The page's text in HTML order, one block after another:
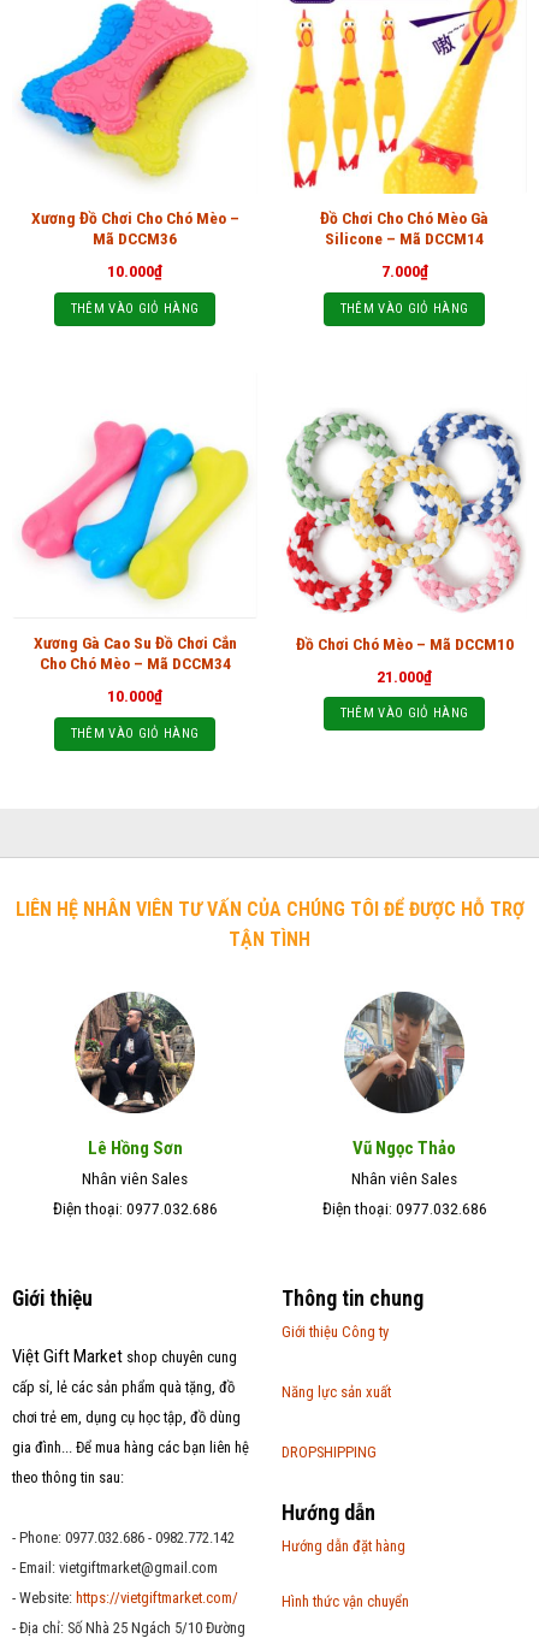
Xương Đồ Chơi Cho Chó Mèo –
Mã DCCM36
10.000₫
THÊM VÀO GIỎ HÀNG
Đồ Chơi Cho Chó Mèo Gà
Silicone – Mã DCCM14
7.000₫
THÊM VÀO GIỎ HÀNG
Xương Gà Cao Su Đồ Chơi Cắn
Cho Chó Mèo – Mã DCCM34
10.000₫
THÊM VÀO GIỎ HÀNG
Đồ Chơi Chó Mèo – Mã DCCM10
21.000₫
THÊM VÀO GIỎ HÀNG
LIÊN HỆ NHÂN VIÊN TƯ VẤN CỦA CHÚNG TÔI ĐỂ ĐƯỢC HỖ TRỢ
TẬN TÌNH
Lê Hồng Sơn
Nhân viên Sales
Điện thoại: 0977.032.686
Vũ Ngọc Thảo
Nhân viên Sales
Điện thoại: 0977.032.686
Giới thiệu
Việt Gift Marketshop chuyên cung
cấp sỉ, lẻ các sản phẩm quà tặng, đồ
chơi trẻ em, dụng cụ học tập, đồ dùng
gia đình... Để mua hàng các bạn liên hệ
theo thông tin sau:
- Phone: 0977.032.686 - 0982.772.142
- Email: vietgiftmarket@gmail.com
- Website: https://vietgiftmarket.com/
- Địa chỉ: Số Nhà 25 Ngách 5/10 Đường
Thông tin chung
Giới thiệu Công ty
Năng lực sản xuất
DROPSHIPPING
Hướng dẫn
Hướng dẫn đặt hàng
Hình thức vận chuyển